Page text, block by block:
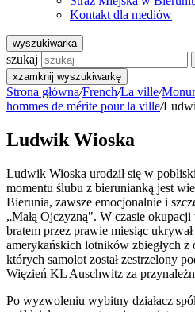
Kontakt dla mediów
wyszukiwarka
szukaj
xzamknij wyszukiwarkę
Strona główna/French/La ville/
hommes de mérite pour la ville/
Ludwik Wioska
Ludwik Wioska urodził się w
momentu ślubu z bierunianką jest
Bierunia, zawsze emocjonalnie i
„Małą Ojczyzną". W czasie okupacji
bratem przez prawie miesiąc
amerykańskich lotników zbiegłych
których samolot został zestrzelony
Więzień KL Auschwitz za
Po wyzwoleniu wybitny działacz